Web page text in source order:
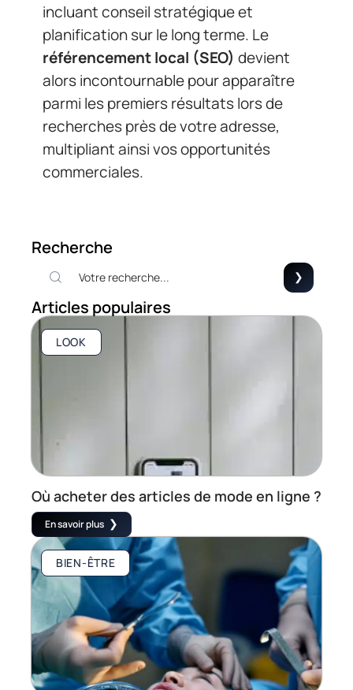
incluant conseil stratégique et
planification sur le long terme. Le
référencement local (SEO) devient
alors incontournable pour apparaître
parmi les premiers résultats lors de
recherches près de votre adresse,
multipliant ainsi vos opportunités
commerciales.
Recherche
Articles populaires
LOOK
Où acheter des articles de mode en ligne ?
En savoir plus
BIEN-ÊTRE